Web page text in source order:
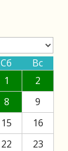
Сб
Вс
1
2
8
9
15
16
22
23